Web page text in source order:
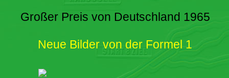
Großer Preis von Deutschland 1965
Neue Bilder von der Formel 1